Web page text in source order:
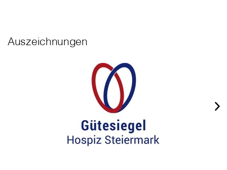
Auszeichnungen